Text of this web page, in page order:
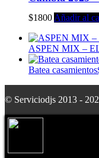
$1800Añadir al
ASPEN MIX –
Batea casamientos
© Serviciodjs 2013 -